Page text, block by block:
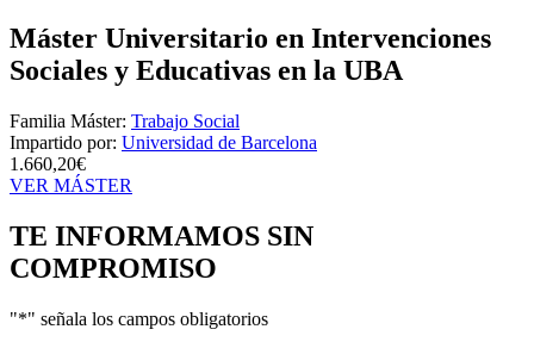
Máster Universitario en Intervenciones
Sociales y Educativas en la UBA
Familia Máster: Trabajo Social
Impartido por: Universidad de Barcelona
1.660,20€
VER MÁSTER
TE INFORMAMOS SIN
COMPROMISO
"*" señala los campos obligatorios